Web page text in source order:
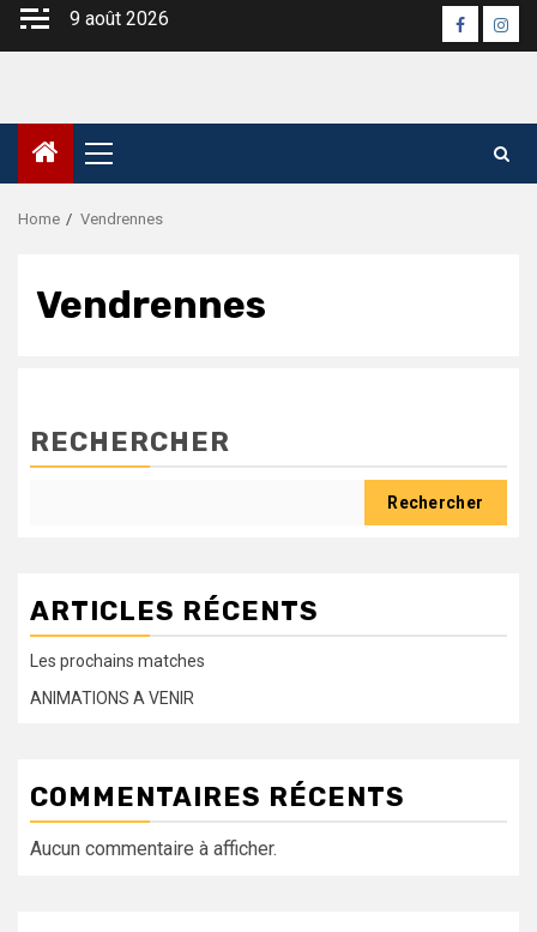
Skip
9 août 2026 Facebook
Primary
Menu
Home Vendrennes
Vendrennes
RECHERCHER
Rechercher
ARTICLES RÉCENTS
Les prochains matches
ANIMATIONS A VENIR
COMMENTAIRES RÉCENTS
Aucun commentaire à afficher.